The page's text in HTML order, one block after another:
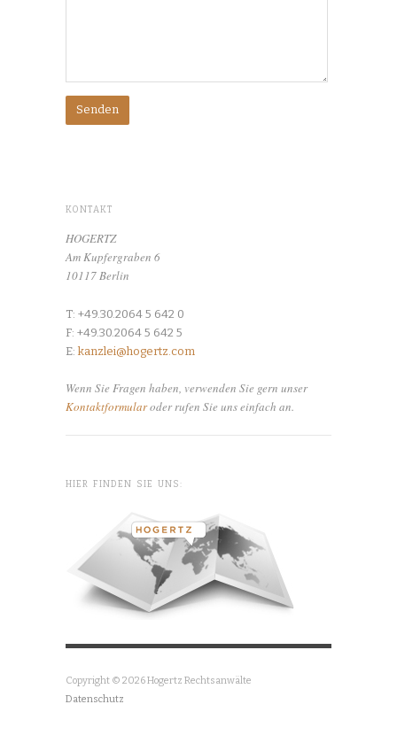
KONTAKT
HOGERTZ
Am Kupfergraben 6
10117 Berlin
T: +49.30.2064 5 642 0
F: +49.30.2064 5 642 5
E: kanzlei@hogertz.com
Wenn Sie Fragen haben, verwenden Sie gern unser
Kontaktformularoder rufen Sie uns einfach an.
HIER FINDEN SIE UNS:
Copyright © 2026 Hogertz Rechtsanwälte
Datenschutz